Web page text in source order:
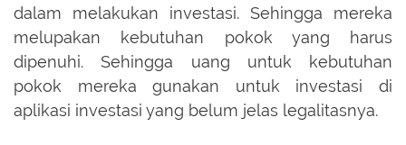
dalam melakukan investasi. Sehingga mereka
melupakan kebutuhan pokok yang harus
dipenuhi. Sehingga uang untuk kebutuhan
pokok mereka gunakan untuk investasi di
aplikasi investasi yang belum jelas legalitasnya.